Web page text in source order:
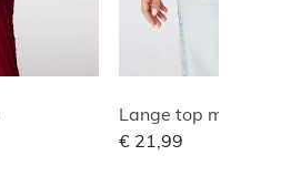
Lange top met kant
€ 21,99